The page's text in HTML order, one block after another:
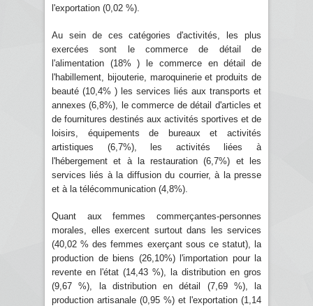
l'exportation (0,02 %).
Au sein de ces catégories d'activités, les plus
exercées sont le commerce de détail de
l'alimentation (18% ) le commerce en détail de
l'habillement, bijouterie, maroquinerie et produits de
beauté (10,4% ) les services liés aux transports et
annexes (6,8%), le commerce de détail d'articles et
de fournitures destinés aux activités sportives et de
loisirs, équipements de bureaux et activités
artistiques (6,7%), les activités liées à
l'hébergement et à la restauration (6,7%) et les
services liés à la diffusion du courrier, à la presse
et à la télécommunication (4,8%).
Quant aux femmes commerçantes-personnes
morales, elles exercent surtout dans les services
(40,02 % des femmes exerçant sous ce statut), la
production de biens (26,10%) l'importation pour la
revente en l'état (14,43 %), la distribution en gros
(9,67 %), la distribution en détail (7,69 %), la
production artisanale (0,95 %) et l'exportation (1,14